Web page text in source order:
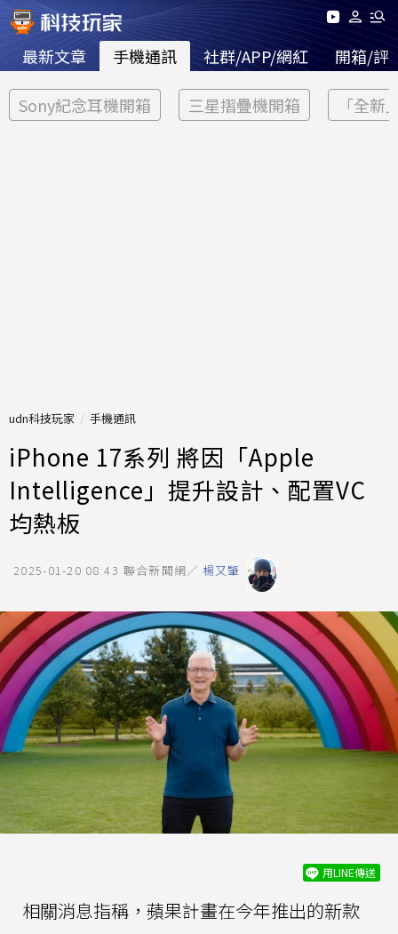
最新文章 手機通訊 社群/APP/網紅 開箱/評
Sony紀念耳機開箱 三星摺疊機開箱 「全新
udn科技玩家 手機通訊
iPhone 17系列 將因「Apple
Intelligence」提升設計、配置VC
均熱板
2025-01-20 08:43 聯合新聞網／ 楊又肇
用LINE傳送
相關消息指稱，蘋果計畫在今年推出的新款